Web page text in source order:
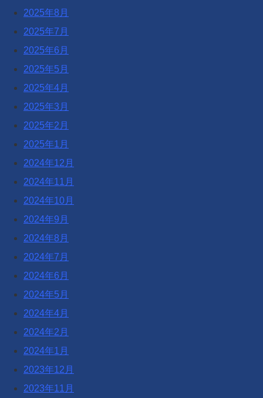
2025年8月
2025年7月
2025年6月
2025年5月
2025年4月
2025年3月
2025年2月
2025年1月
2024年12月
2024年11月
2024年10月
2024年9月
2024年8月
2024年7月
2024年6月
2024年5月
2024年4月
2024年2月
2024年1月
2023年12月
2023年11月